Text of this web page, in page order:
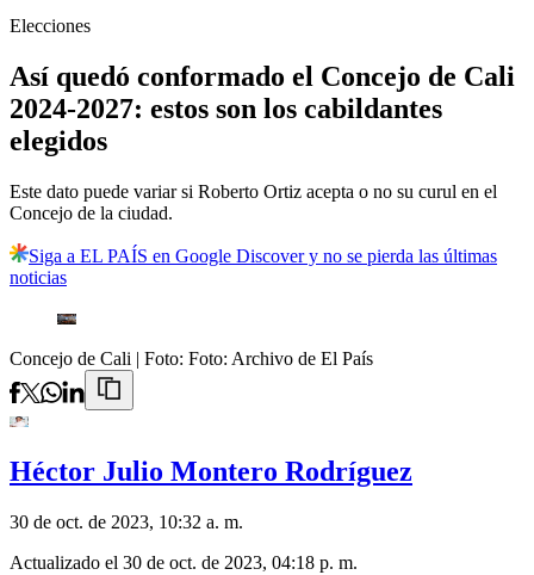
Elecciones
Así quedó conformado el Concejo de Cali
2024-2027: estos son los cabildantes
elegidos
Este dato puede variar si Roberto Ortiz acepta o no su curul en el
Concejo de la ciudad.
Siga a EL PAÍS en Google Discover y no se pierda las últimas
noticias
Concejo de Cali | Foto: Foto: Archivo de El País
Héctor Julio Montero Rodríguez
30 de oct. de 2023, 10:32 a. m.
Actualizado el 30 de oct. de 2023, 04:18 p. m.